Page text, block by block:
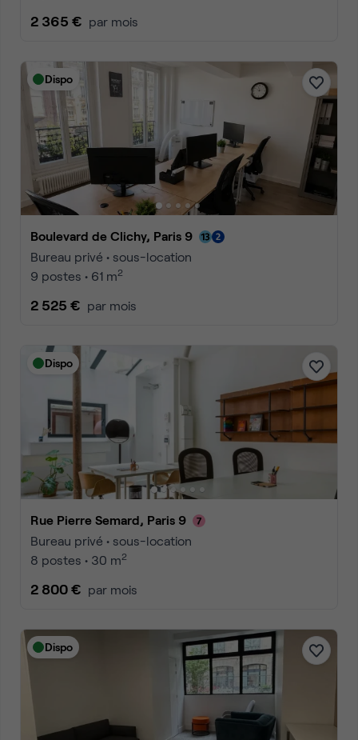
2 365 € par mois
Dispo
Boulevard de Clichy, Paris 9
Bureau privé • sous-location
9 postes • 61 m2
2 525 € par mois
Dispo
Rue Pierre Semard, Paris 9
Bureau privé • sous-location
8 postes • 30 m2
2 800 € par mois
Dispo